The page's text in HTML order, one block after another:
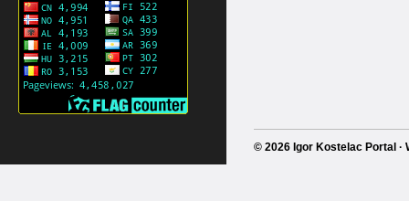
© 2026 Igor Kostelac Portal